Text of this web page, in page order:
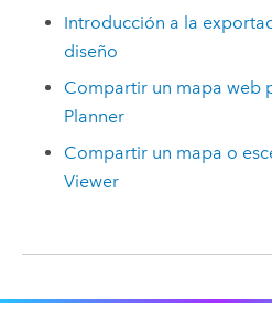
Introducción a la
diseño
Compartir un mapa web
Planner
Compartir un mapa o
Viewer